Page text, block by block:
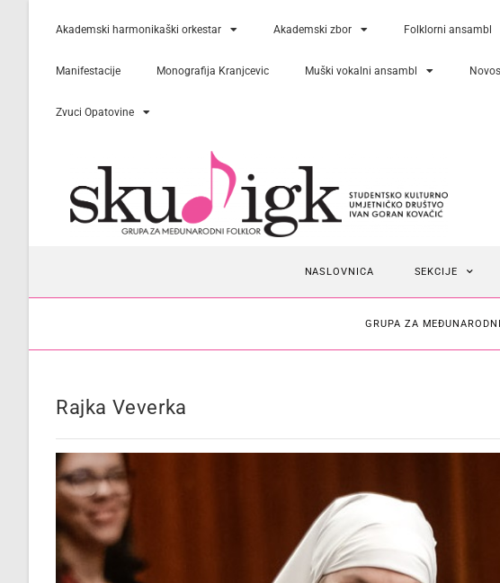
Akademski harmonikaški orkestar Akademski zbor Folklorni ansambl
Manifestacije Monografija Kranjcevic Muški vokalni ansambl
Zvuci Opatovine
NASLOVNICA SEKCIJE
GRUPA ZA
Rajka Veverka